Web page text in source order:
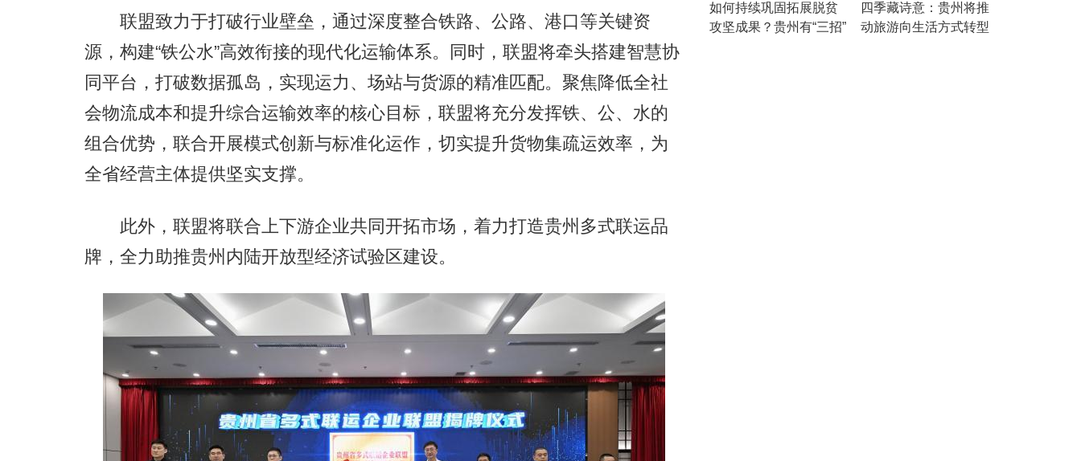
联盟致力于打破行业壁垒，通过深度整合铁路、公路、港口等关键资
源，构建“铁公水”高效衔接的现代化运输体系。同时，联盟将牵头搭建智慧协
同平台，打破数据孤岛，实现运力、场站与货源的精准匹配。聚焦降低全社
会物流成本和提升综合运输效率的核心目标，联盟将充分发挥铁、公、水的
组合优势，联合开展模式创新与标准化运作，切实提升货物集疏运效率，为
全省经营主体提供坚实支撑。
此外，联盟将联合上下游企业共同开拓市场，着力打造贵州多式联运品
牌，全力助推贵州内陆开放型经济试验区建设。
如何持续巩固拓展脱贫
攻坚成果？贵州有“三招”
四季藏诗意：贵州将推
动旅游向生活方式转型